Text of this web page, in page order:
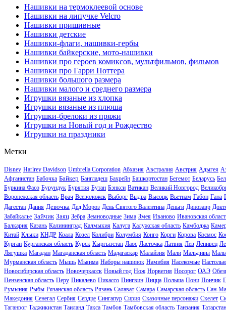
Нашивки на термоклеевой основе
Нашивки на липучке Velcro
Нашивки пришивные
Нашивки детские
Нашивки-флаги, нашивки-гербы
Нашивки байкерские, мото-нашивки
Нашивки про героев комиксов, мультфильмов, фильмов
Нашивки про Гарри Поттера
Нашивки большого размера
Нашивки малого и среднего размера
Игрушки вязаные из хлопка
Игрушки вязаные из плюша
Игрушки-брелоки из пряжи
Игрушки на Новый год и Рождество
Игрушки на праздники
Метки
Disney Harlrey Davidson Umbrella Corporation Абхазия Австралия Австрия Адыгея
Афганистан Бабочка Байкер Бангладеш Бахрейн Башкортостан Бегемот Беларусь
Буркина Фасо Бурундук Бурятия Бутан Бэнкси Ватикан Великий Новгород
Воронежская область Врач Всеволожск Выборг Выдра Высоцк Вьетнам Габон Гана
Дагестан Дания Девочка Дед Мороз День Святого Валентина Деньги Динозавр
Забайкалье Зайчик Заяц Зебра Земноводные Зима Змея Иваново Ивановская
Балкария Казань Калининград Калмыкия Калуга Калужская область Камбоджа
Китай Клыки КНДР Коала Козел Колибри Колумбия Конго Корги Корова Космос
Курган Курганская область Курск Кыргызстан Лаос Ласточка Латвия Лев Ленивец
Лягушка Магадан Магаданская область Мадагаскар Малайзия Мали Мальдивы
Мурманская область Мышь Мьянма Наборы нашивок Намибия Насекомые
Новосибирская область Новочеркасск Новый год Нож Норвегия Носорог ОАЭ
Пензенская область Перу Пикалево Пикассо Пингвин Пицца Польша Пони Пончик
Румыния Рыбы Рязанская область Рязань Салават Самара Самарская область Сан-
Македония Сенегал Сербия Сердце Сингапур Сирия Сказочные персонажи Скелет
Таганрог Таджикистан Таиланд Такса Тамбов Тамбовская область Танзания Татарстан